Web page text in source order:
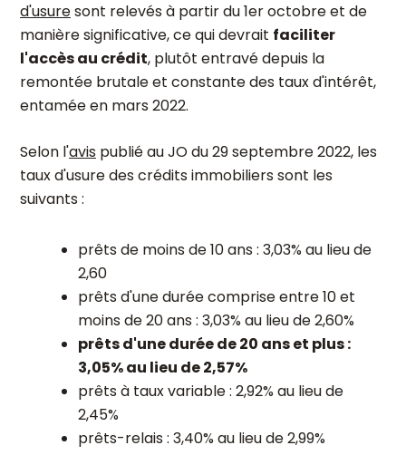
d'usuresont relevés à partir du 1er octobre et de
manière significative, ce qui devrait faciliter
l'accès au crédit, plutôt entravé depuis la
remontée brutale et constante des taux d'intérêt,
entamée en mars 2022.
Selon l'avis publié au JO du 29 septembre 2022, les
taux d'usure des crédits immobiliers sont les
suivants :
prêts de moins de 10 ans : 3,03% au lieu de
2,60
prêts d'une durée comprise entre 10 et
moins de 20 ans : 3,03% au lieu de 2,60%
prêts d'une durée de 20 ans et plus :
3,05% au lieu de 2,57%
prêts à taux variable : 2,92% au lieu de
2,45%
prêts-relais : 3,40% au lieu de 2,99%